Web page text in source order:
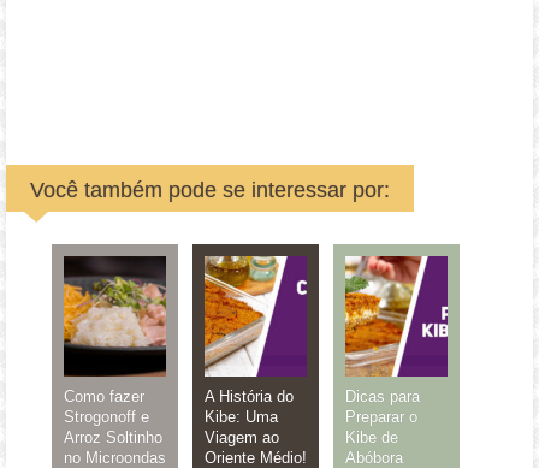
Você também pode se interessar por:
Como fazer
Strogonoff e
Arroz Soltinho
no Microondas
A História do
Kibe: Uma
Viagem ao
Oriente Médio!
Dicas para
Preparar o
Kibe de
Abóbora